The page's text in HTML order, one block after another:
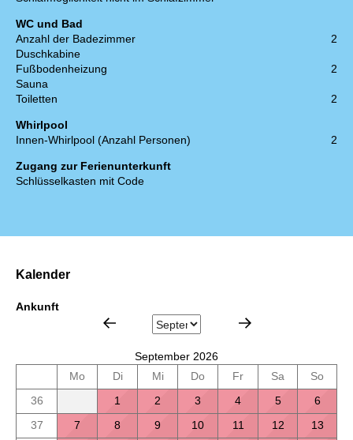
WC und Bad
Anzahl der Badezimmer
2
Duschkabine
Fußbodenheizung
2
Sauna
Toiletten
2
Whirlpool
Innen-Whirlpool (Anzahl Personen)
2
Zugang zur Ferienunterkunft
Schlüsselkasten mit Code
Kalender
Ankunft
September 2026
Mo
Di Mi Do Fr Sa
So
36
1 2 3 4 5
6
37
7 8 9 10 11 12
13